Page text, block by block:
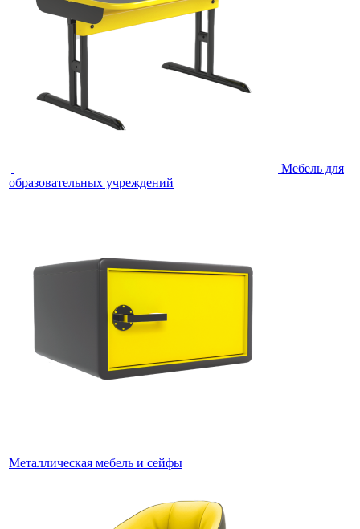
Мебель для
образовательных учреждений
Металлическая мебель и сейфы